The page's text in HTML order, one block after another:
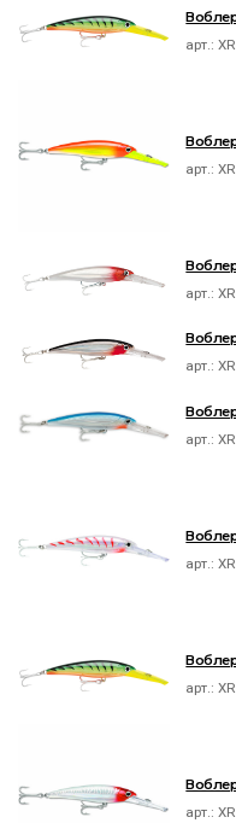
арт.:
арт.:
арт.:
арт.:
арт.:
арт.:
арт.:
арт.: